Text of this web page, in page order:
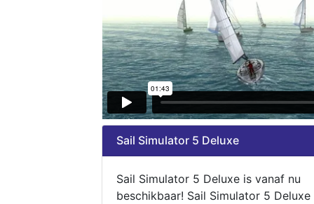
Sail Simulator 5 Deluxe
Sail Simulator 5 Deluxe is vanaf nu
beschikbaar! Sail Simulator 5